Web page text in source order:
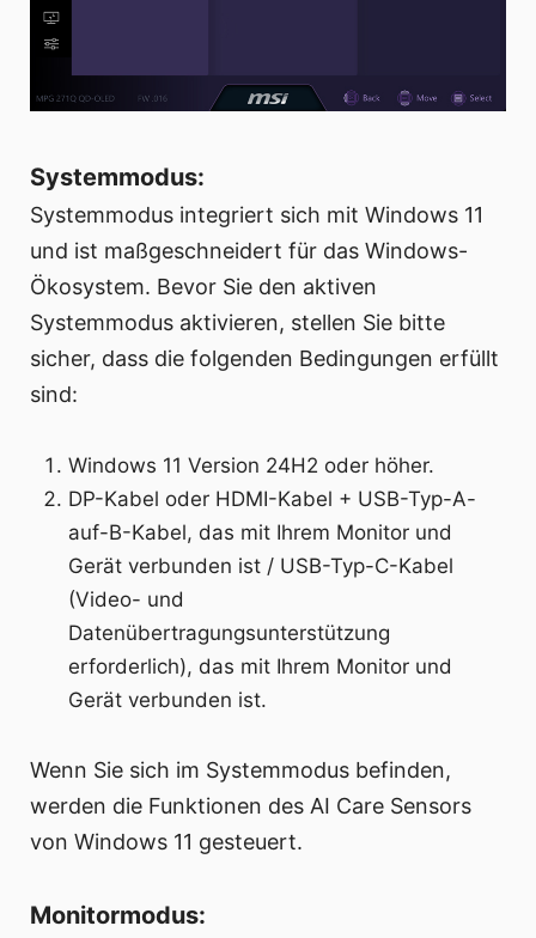
Systemmodus:
Systemmodus integriert sich mit Windows 11
und ist maßgeschneidert für das Windows-
Ökosystem. Bevor Sie den aktiven
Systemmodus aktivieren, stellen Sie bitte
sicher, dass die folgenden Bedingungen erfüllt
sind:
Windows 11 Version 24H2 oder höher.
DP-Kabel oder HDMI-Kabel + USB-Typ-A-
auf-B-Kabel, das mit Ihrem Monitor und
Gerät verbunden ist / USB-Typ-C-Kabel
(Video- und
Datenübertragungsunterstützung
erforderlich), das mit Ihrem Monitor und
Gerät verbunden ist.
Wenn Sie sich im Systemmodus befinden,
werden die Funktionen des AI Care Sensors
von Windows 11 gesteuert.
Monitormodus: